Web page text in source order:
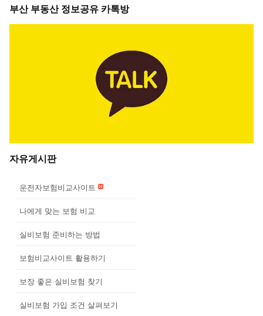
부산 부동산 정보공유 카톡방
자유게시판
운전자보험비교사이트
나에게 맞는 보험 비교
실비보험 준비하는 방법
보험비교사이트 활용하기
보장 좋은 실비보험 찾기
실비보험 가입 조건 살펴보기